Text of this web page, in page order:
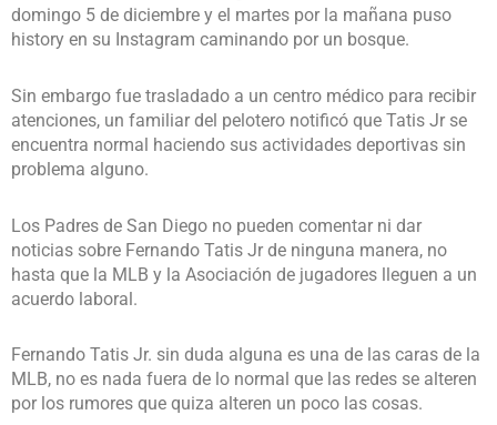
domingo 5 de diciembre y el martes por la mañana puso
history en su Instagram caminando por un bosque.
Sin embargo fue trasladado a un centro médico para recibir
atenciones, un familiar del pelotero notificó que Tatis Jr se
encuentra normal haciendo sus actividades deportivas sin
problema alguno.
Los Padres de San Diego no pueden comentar ni dar
noticias sobre Fernando Tatis Jr de ninguna manera, no
hasta que la MLB y la Asociación de jugadores lleguen a un
acuerdo laboral.
Fernando Tatis Jr. sin duda alguna es una de las caras de la
MLB, no es nada fuera de lo normal que las redes se alteren
por los rumores que quiza alteren un poco las cosas.